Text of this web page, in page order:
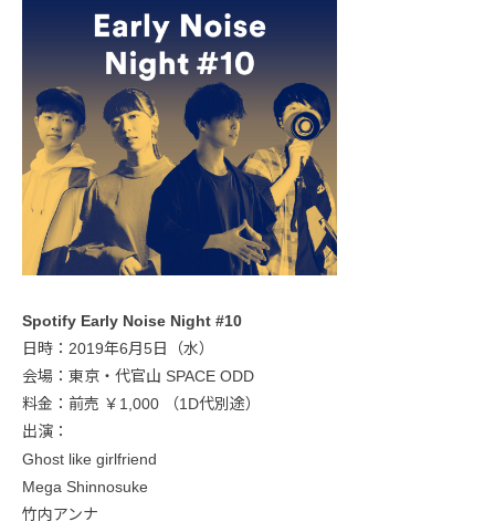
Spotify Early Noise Night #10
日時：2019年6月5日（水）
会場：東京・代官山 SPACE ODD
料金：前売 ￥1,000 （1D代別途）
出演：
Ghost like girlfriend
Mega Shinnosuke
竹内アンナ